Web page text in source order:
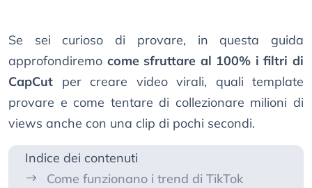
Se sei curioso di provare, in questa guida
approfondiremo come sfruttare al 100% i filtri di
CapCut per creare video virali, quali template
provare e come tentare di collezionare milioni di
views anche con una clip di pochi secondi.
Indice dei contenuti
Come funzionano i trend di TikTok